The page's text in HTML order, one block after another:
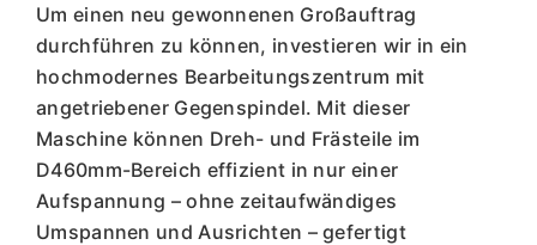
Um einen neu gewonnenen Großauftrag
durchführen zu können, investieren wir in ein
hochmodernes Bearbeitungszentrum mit
angetriebener Gegenspindel. Mit dieser
Maschine können Dreh- und Frästeile im
D460mm-Bereich effizient in nur einer
Aufspannung – ohne zeitaufwändiges
Umspannen und Ausrichten – gefertigt